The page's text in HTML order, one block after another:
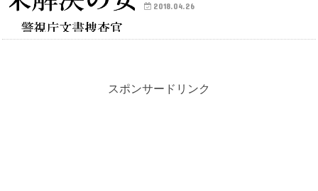
2018.04.26
スポンサードリンク